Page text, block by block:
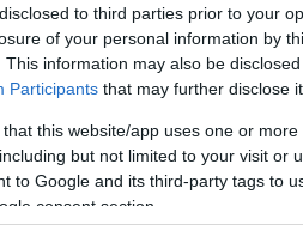
to third parties prior to your
of your personal information by
This information may also be
Participants that may further disclose
that this website/app uses one or
but not limited to your visit or
to Google and its third-party tags to
consent section.
Országos hírek